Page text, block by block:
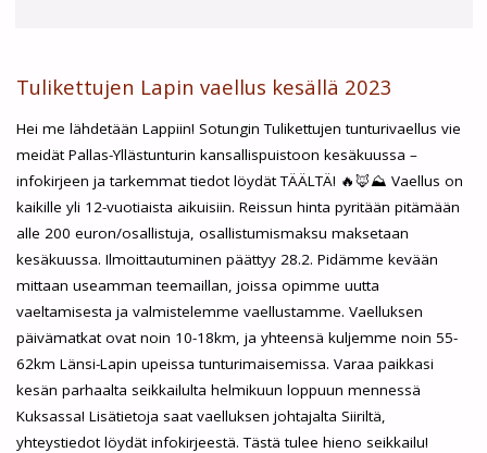
Tulikettujen Lapin vaellus kesällä 2023
Hei me lähdetään Lappiin! Sotungin Tulikettujen tunturivaellus vie
meidät Pallas-Yllästunturin kansallispuistoon kesäkuussa –
infokirjeen ja tarkemmat tiedot löydät TÄÄLTÄ! 🔥🦊⛰️ Vaellus on
kaikille yli 12-vuotiaista aikuisiin. Reissun hinta pyritään pitämään
alle 200 euron/osallistuja, osallistumismaksu maksetaan
kesäkuussa. Ilmoittautuminen päättyy 28.2. Pidämme kevään
mittaan useamman teemaillan, joissa opimme uutta
vaeltamisesta ja valmistelemme vaellustamme. Vaelluksen
päivämatkat ovat noin 10-18km, ja yhteensä kuljemme noin 55-
62km Länsi-Lapin upeissa tunturimaisemissa. Varaa paikkasi
kesän parhaalta seikkailulta helmikuun loppuun mennessä
Kuksassa! Lisätietoja saat vaelluksen johtajalta Siiriltä,
yhteystiedot löydät infokirjeestä. Tästä tulee hieno seikkailu!